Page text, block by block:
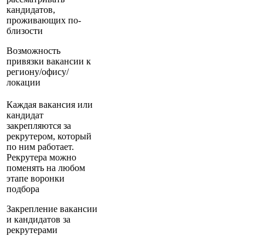
кандидатов,
проживающих по-
близости
Возможность
привязки вакансии к
региону/офису/
локации
Каждая вакансия или
кандидат
закрепляются за
рекрутером, который
по ним работает.
Рекрутера можно
поменять на любом
этапе воронки
подбора
Закрепление вакансии
и кандидатов за
рекрутерами